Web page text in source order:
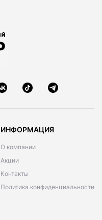
ИНФОРМАЦИЯ
О компании
Акции
Контакты
Политика конфиденциальности